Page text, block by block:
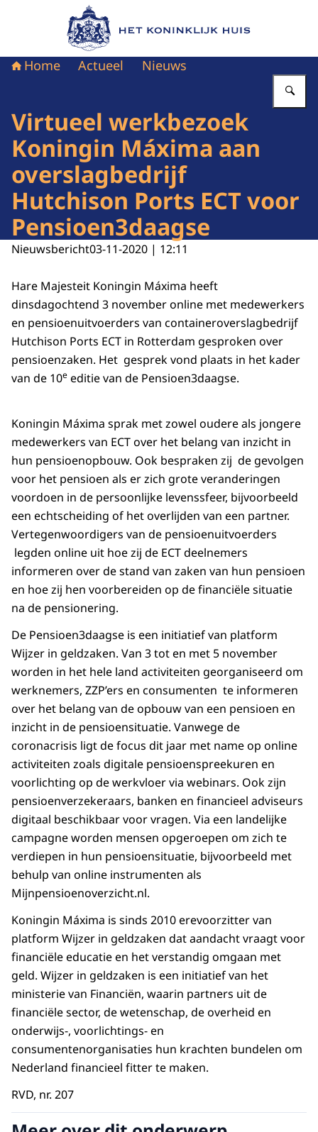
Naar de homepage van Het Koninklijk Huis
Home Actueel Nieuws
Virtueel werkbezoek
Koningin Máxima aan
overslagbedrijf
Hutchison Ports ECT voor
Pensioen3daagse
Nieuwsbericht03-11-2020 | 12:11
Hare Majesteit Koningin Máxima heeft
dinsdagochtend 3 november online met medewerkers
en pensioenuitvoerders van containeroverslagbedrijf
Hutchison Ports ECT in Rotterdam gesproken over
pensioenzaken. Het gesprek vond plaats in het kader
van de 10e editie van de Pensioen3daagse.
Koningin Máxima sprak met zowel oudere als jongere
medewerkers van ECT over het belang van inzicht in
hun pensioenopbouw. Ook bespraken zij de gevolgen
voor het pensioen als er zich grote veranderingen
voordoen in de persoonlijke levenssfeer, bijvoorbeeld
een echtscheiding of het overlijden van een partner.
Vertegenwoordigers van de pensioenuitvoerders
legden online uit hoe zij de ECT deelnemers
informeren over de stand van zaken van hun pensioen
en hoe zij hen voorbereiden op de financiële situatie
na de pensionering.
De Pensioen3daagse is een initiatief van platform
Wijzer in geldzaken. Van 3 tot en met 5 november
worden in het hele land activiteiten georganiseerd om
werknemers, ZZP’ers en consumenten te informeren
over het belang van de opbouw van een pensioen en
inzicht in de pensioensituatie. Vanwege de
coronacrisis ligt de focus dit jaar met name op online
activiteiten zoals digitale pensioenspreekuren en
voorlichting op de werkvloer via webinars. Ook zijn
pensioenverzekeraars, banken en financieel adviseurs
digitaal beschikbaar voor vragen. Via een landelijke
campagne worden mensen opgeroepen om zich te
verdiepen in hun pensioensituatie, bijvoorbeeld met
behulp van online instrumenten als
Mijnpensioenoverzicht.nl.
Koningin Máxima is sinds 2010 erevoorzitter van
platform Wijzer in geldzaken dat aandacht vraagt voor
financiële educatie en het verstandig omgaan met
geld. Wijzer in geldzaken is een initiatief van het
ministerie van Financiën, waarin partners uit de
financiële sector, de wetenschap, de overheid en
onderwijs-, voorlichtings- en
consumentenorganisaties hun krachten bundelen om
Nederland financieel fitter te maken.
RVD, nr. 207